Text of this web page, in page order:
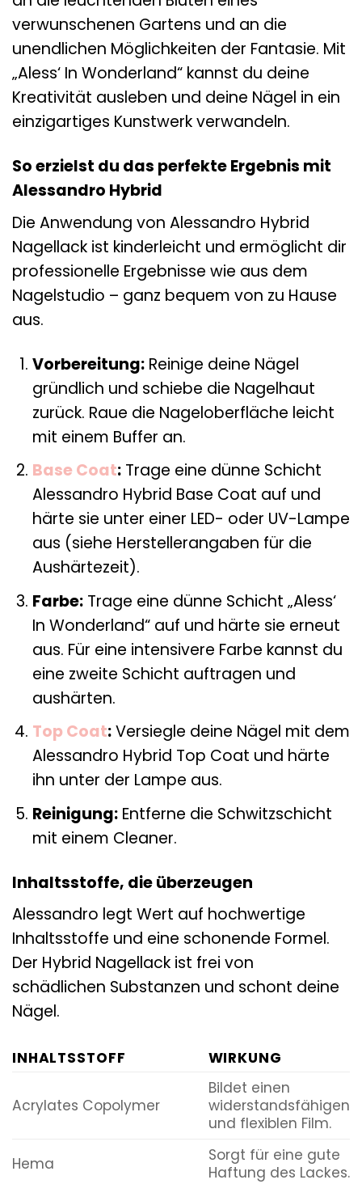
verwunschenen Gartens und an die
unendlichen Möglichkeiten der Fantasie. Mit
„Aless‘ In Wonderland“ kannst du deine
Kreativität ausleben und deine Nägel in ein
einzigartiges Kunstwerk verwandeln.
So erzielst du das perfekte Ergebnis mit
Alessandro Hybrid
Die Anwendung von Alessandro Hybrid
Nagellack ist kinderleicht und ermöglicht dir
professionelle Ergebnisse wie aus dem
Nagelstudio – ganz bequem von zu Hause
aus.
Vorbereitung:Reinige deine Nägel
gründlich und schiebe die Nagelhaut
zurück. Raue die Nageloberfläche leicht
mit einem Buffer an.
Base Coat:Trage eine dünne Schicht
Alessandro Hybrid Base Coat auf und
härte sie unter einer LED- oder UV-Lampe
aus (siehe Herstellerangaben für die
Aushärtezeit).
Farbe:Trage eine dünne Schicht „Aless‘
In Wonderland“ auf und härte sie erneut
aus. Für eine intensivere Farbe kannst du
eine zweite Schicht auftragen und
aushärten.
Top Coat:Versiegle deine Nägel mit dem
Alessandro Hybrid Top Coat und härte
ihn unter der Lampe aus.
Reinigung:Entferne die Schwitzschicht
mit einem Cleaner.
Inhaltsstoffe, die überzeugen
Alessandro legt Wert auf hochwertige
Inhaltsstoffe und eine schonende Formel.
Der Hybrid Nagellack ist frei von
schädlichen Substanzen und schont deine
Nägel.
INHALTSSTOFF WIRKUNG
Acrylates Copolymer
Bildet einen
widerstandsfähigen
und flexiblen Film.
Hema
Sorgt für eine gute
Haftung des Lackes.